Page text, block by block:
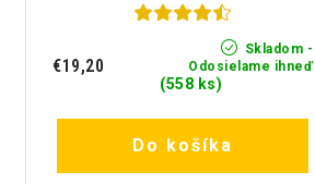
Skladom -
Odosielame ihneď
(558 ks)
€19,20
Do košíka